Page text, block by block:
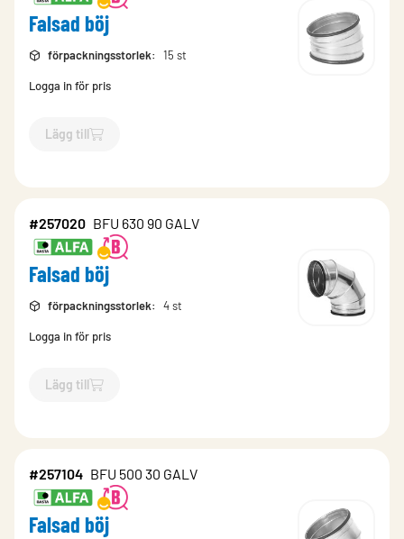
Falsad böj
förpackningsstorlek: 15 st
Logga in för pris
Lägg till
`$Lägg till
#257020 BFU 630 90 GALV
Falsad böj
förpackningsstorlek: 4 st
Logga in för pris
Lägg till
`$Lägg till
#257104 BFU 500 30 GALV
Falsad böj